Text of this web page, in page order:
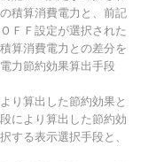
積算消費電力と、前記
ＦＦ設定が選択された
算消費電力との差分を
力節約効果算出手段
り算出した節約効果と
により算出した節約効
する表示選択手段と、